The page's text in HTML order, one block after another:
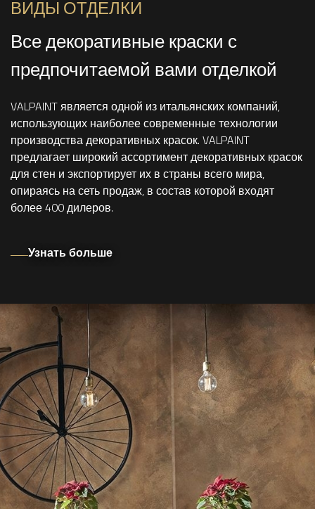
ВИДЫ ОТДЕЛКИ
Все декоративные краски с
предпочитаемой вами отделкой
VALPAINT является одной из итальянских компаний,
использующих наиболее современные технологии
производства декоративных красок. VALPAINT
предлагает широкий ассортимент декоративных красок
для стен и экспортирует их в страны всего мира,
опираясь на сеть продаж, в состав которой входят
более 400 дилеров.
Узнать больше